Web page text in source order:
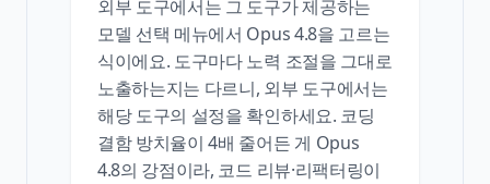
외부 도구에서는 그 도구가 제공하는
모델 선택 메뉴에서 Opus 4.8을 고르는
식이에요. 도구마다 노력 조절을 그대로
노출하는지는 다르니, 외부 도구에서는
해당 도구의 설정을 확인하세요. 코딩
결함 방치율이 4배 줄어든 게 Opus
4.8의 강점이라, 코드 리뷰·리팩터링이